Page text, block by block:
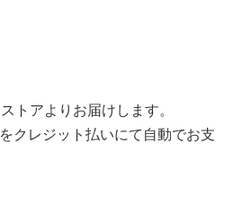
トアよりお届けします。
クレジット払いにて自動でお支